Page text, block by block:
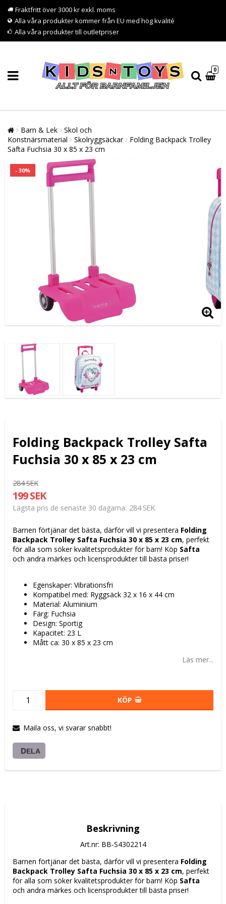
Fraktfritt över 3000 kr exkl. moms
Alla våra produkter kommer från EU med hög kvalité
Alla våra produkter till outletpriser
0
Barn & Lek
Skol och
Konstnärsmaterial
Skolryggsäckar
Folding Backpack Trolley
Safta Fuchsia 30 x 85 x 23 cm
- 30%
Folding Backpack Trolley Safta
Fuchsia 30 x 85 x 23 cm
284 SEK
199 SEK
Lägsta pris de senaste 30 dagarna 284 SEK
Barnen förtjänar det bästa, därför vill vi presentera Folding
Backpack Trolley Safta Fuchsia 30 x 85 x 23 cm, perfekt
för alla som söker kvalitetsprodukter för barn! Köp Safta
och andra märkes och licensprodukter till bästa priser!
Egenskaper: Vibrationsfri
Kompatibel med: Ryggsäck 32 x 16 x 44 cm
Material: Aluminium
Färg: Fuchsia
Design: Sportig
Kapacitet: 23 L
Mått ca: 30 x 85 x 23 cm
Läs mer...
KÖP
Maila oss, vi svarar snabbt!
DELA
Beskrivning
Art.nr: BB-S4302214
Barnen förtjänar det bästa, därför vill vi presentera Folding
Backpack Trolley Safta Fuchsia 30 x 85 x 23 cm, perfekt
för alla som söker kvalitetsprodukter för barn! Köp Safta
och andra märkes och licensprodukter till bästa priser!